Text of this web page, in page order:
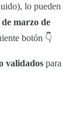
lo pueden
marzo de
botón 👇
validados para